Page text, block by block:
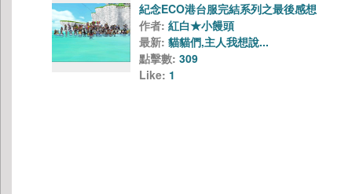
紀念ECO港台服完結系列之最後感想
作者: 紅白★小饅頭
最新: 貓貓們,主人我想說...
點擊數: 309
Like: 1